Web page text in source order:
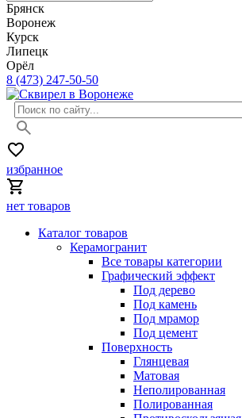
Брянск
Воронеж
Курск
Липецк
Орёл
8 (473) 247-50-50
избранное
нет товаров
Каталог товаров
Керамогранит
Все товары категории
Графический эффект
Под дерево
Под камень
Под мрамор
Под цемент
Поверхность
Глянцевая
Матовая
Неполированная
Полированная